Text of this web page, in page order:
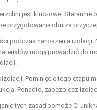
jest kluczowe. Starannie
przygotowanie obniża
podczas nanoszenia
mogą prowadzić do
Pominięcie tego etapu
Ponadto, zabezpiecz
tych zasad pomoże Ci